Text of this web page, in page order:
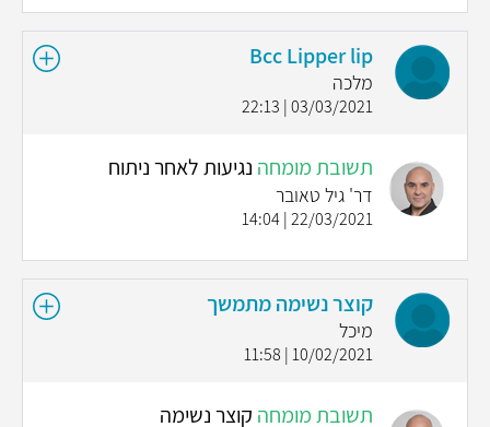
Bcc Lipper lip
מלכה
03/03/2021 | 22:13
תשובת מומחה נגיעות לאחר ניתוח
דר' גיל טאובר
22/03/2021 | 14:04
קוצר נשימה מתמשך
מיכל
10/02/2021 | 11:58
תשובת מומחה קוצר נשימה